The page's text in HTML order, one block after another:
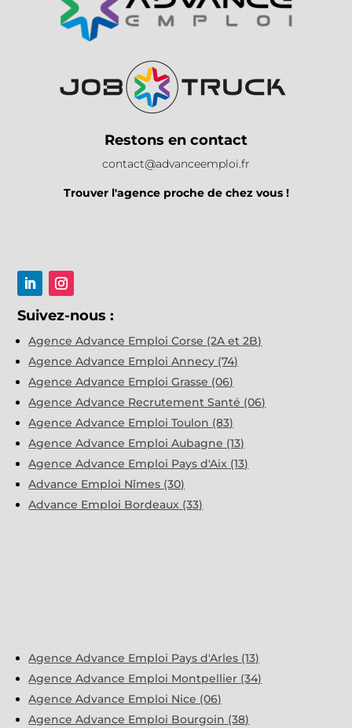
Restons en contact
contact@advanceemploi.fr
Trouver l'agence proche de chez vous !
Suivez-nous :
Agence Advance Emploi Corse (2A et 2B)
Agence Advance Emploi Annecy (74)
Agence Advance Emploi Grasse (06)
Agence Advance Recrutement Santé (06)
Agence Advance Emploi Toulon (83)
Agence Advance Emploi Aubagne (13)
Agence Advance Emploi Pays d'Aix (13)
Advance Emploi Nîmes (30)
Advance Emploi Bordeaux (33)
Agence Advance Emploi Pays d'Arles (13)
Agence Advance Emploi Montpellier (34)
Agence Advance Emploi Nice (06)
Agence Advance Emploi Bourgoin (38)